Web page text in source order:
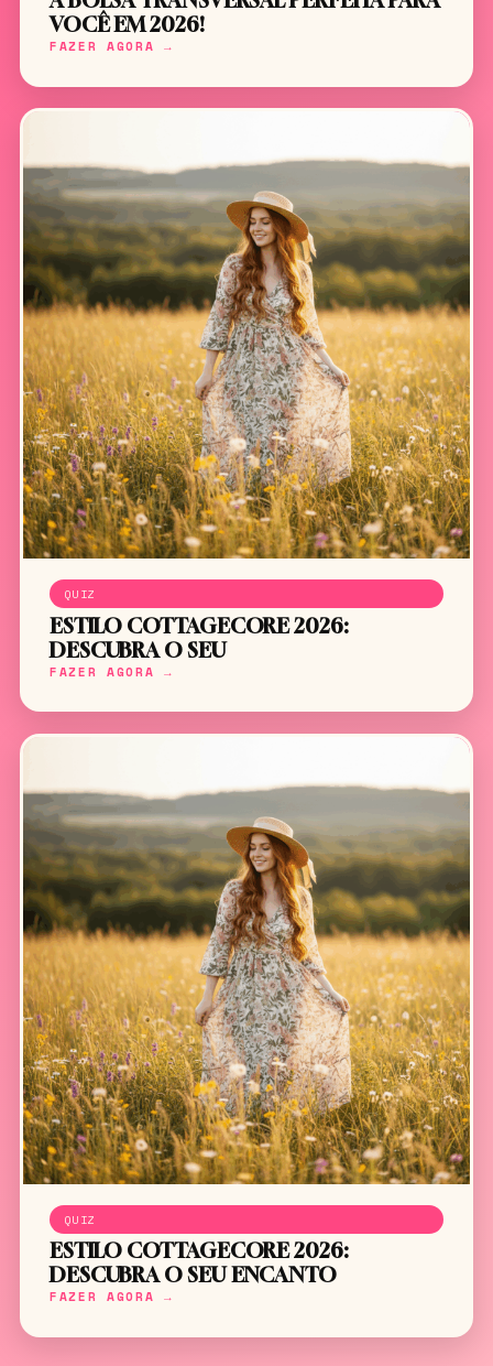
VOCÊ EM 2026!
FAZER AGORA →
QUIZ
ESTILO COTTAGECORE 2026:
DESCUBRA O SEU
FAZER AGORA →
QUIZ
ESTILO COTTAGECORE 2026:
DESCUBRA O SEU ENCANTO
FAZER AGORA →